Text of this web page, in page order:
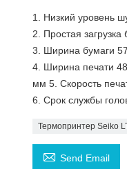
1. Низкий уровень
2. Простая загрузка
3. Ширина бумаги
4. Ширина печати 48
мм 5. Скорость
6. Срок службы
Термопринтер Seiko
 Send Email